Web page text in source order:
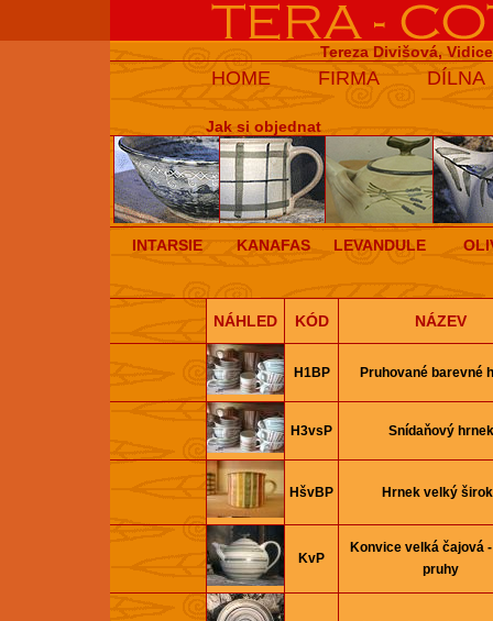
Tereza Divišová,
HOME FIRMA DÍLNA
Jak si objednat
INTARSIE KANAFAS LEVANDULE
NÁHLED KÓD NÁZEV
H1BP Pruhované barevné
H3vsP Snídaňový hrnek
HšvBP Hrnek velký
KvP
Konvice velká čajová
pruhy